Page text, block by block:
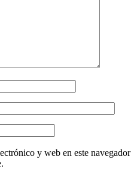
y web en este navegador